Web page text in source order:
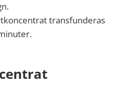
transfunderas